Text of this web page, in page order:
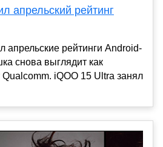
апрельский рейтинг
апрельские рейтинги Android-
снова выглядит как
iQOO 15 Ultra занял